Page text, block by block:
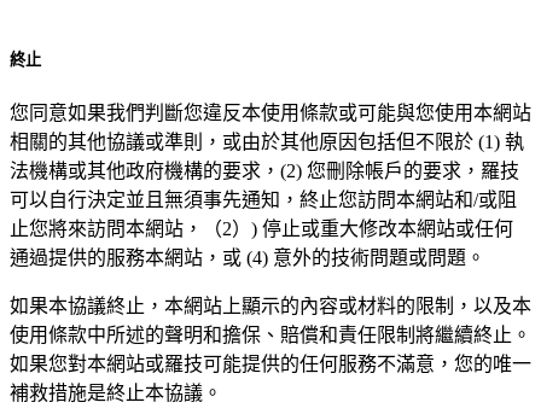
終止
您同意如果我們判斷您違反本使用條款或可能與您使用本網站
相關的其他協議或準則，或由於其他原因包括但不限於 (1) 執
法機構或其他政府機構的要求，(2) 您刪除帳戶的要求，羅技
可以自行決定並且無須事先通知，終止您訪問本網站和/或阻
止您將來訪問本網站，（2）) 停止或重大修改本網站或任何
通過提供的服務本網站，或 (4) 意外的技術問題或問題。
如果本協議終止，本網站上顯示的內容或材料的限制，以及本
使用條款中所述的聲明和擔保、賠償和責任限制將繼續終止。
如果您對本網站或羅技可能提供的任何服務不滿意，您的唯一
補救措施是終止本協議。